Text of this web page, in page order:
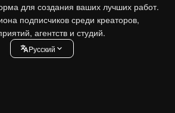
для создания ваших лучших работ.
подписчиков среди креаторов,
агентств и студий.
Pусский